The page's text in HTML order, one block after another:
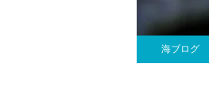
海ブログ